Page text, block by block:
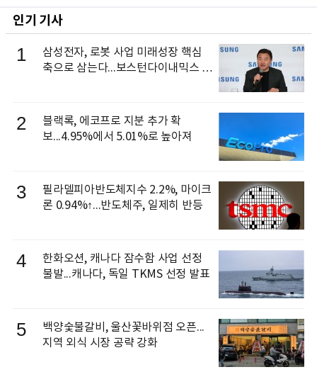
인기 기사
1
삼성전자, 로봇 사업 미래성장 핵심
축으로 삼는다...보스턴다이내믹스 출
2
블랙록, 에코프로 지분 추가 확
보...4.95%에서 5.01%로 높아져
3
필라델피아반도체지수 2.2%, 마이크
론 0.94%↑...반도체주, 일제히 반등
4
한화오션, 캐나다 잠수함 사업 선정
불발...캐나다, 독일 TKMS 선정 발표
5
백양숯불갈비, 울산꽃바위점 오픈...
지역 외식 시장 공략 강화